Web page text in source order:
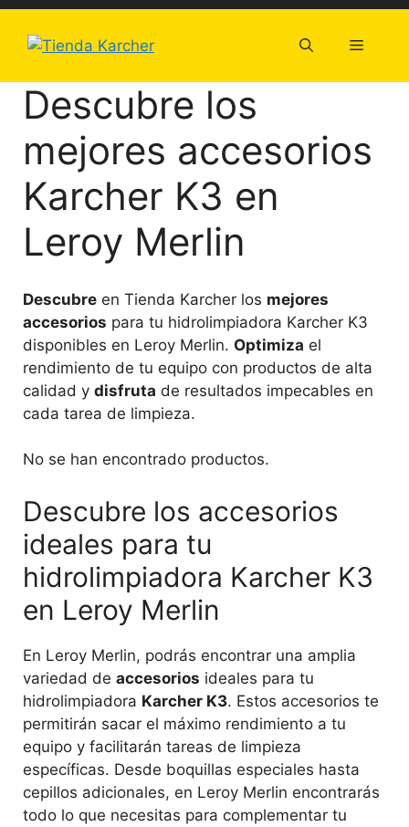
Saltar
contenido
Menú
Descubre los
mejores accesorios
Karcher K3 en
Leroy Merlin
Descubre en Tienda Karcher los mejores
accesorios para tu hidrolimpiadora Karcher K3
disponibles en Leroy Merlin. Optimiza el
rendimiento de tu equipo con productos de alta
calidad y disfruta de resultados impecables en
cada tarea de limpieza.
No se han encontrado productos.
Descubre los accesorios
ideales para tu
hidrolimpiadora Karcher K3
en Leroy Merlin
En Leroy Merlin, podrás encontrar una amplia
variedad de accesorios ideales para tu
hidrolimpiadora Karcher K3. Estos accesorios te
permitirán sacar el máximo rendimiento a tu
equipo y facilitarán tareas de limpieza
específicas. Desde boquillas especiales hasta
cepillos adicionales, en Leroy Merlin encontrarás
todo lo que necesitas para complementar tu